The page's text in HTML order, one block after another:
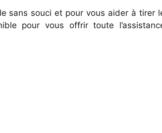
sans souci et pour vous aider à tirer
pour vous offrir toute